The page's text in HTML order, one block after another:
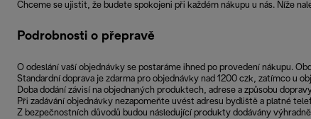
Chceme se ujistit, že budete spokojeni při každém nákupu u nás. Níže
Podrobnosti o přepravě
O odeslání vaší objednávky se postaráme ihned po provedení nákupu.
Standardní doprava je zdarma pro objednávky nad 1200 czk, zatímco u
Doba dodání závisí na objednaných produktech, adrese a způsobu
Při zadávání objednávky nezapomeňte uvést adresu bydliště a platné
Z bezpečnostních důvodů budou následující produkty dodávány